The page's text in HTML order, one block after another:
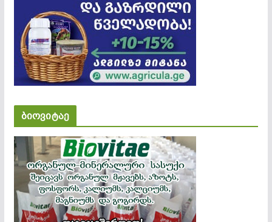
ბიოვიტაე